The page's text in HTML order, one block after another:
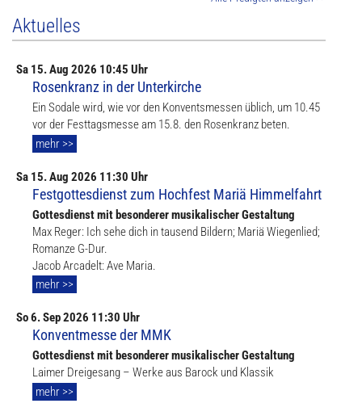
Aktuelles
Sa 15. Aug 2026 10:45 Uhr
Rosenkranz in der Unterkirche
Ein Sodale wird, wie vor den Konventsmessen üblich, um 10.45
vor der Festtagsmesse am 15.8. den Rosenkranz beten.
mehr >>
Sa 15. Aug 2026 11:30 Uhr
Festgottesdienst zum Hochfest Mariä Himmelfahrt
Gottesdienst mit besonderer musikalischer Gestaltung
Max Reger: Ich sehe dich in tausend Bildern; Mariä Wiegenlied;
Romanze G-Dur.
Jacob Arcadelt: Ave Maria.
mehr >>
So6. Sep2026 11:30 Uhr
Konventmesse der MMK
Gottesdienst mit besonderer musikalischer Gestaltung
Laimer Dreigesang – Werke aus Barock und Klassik
mehr >>